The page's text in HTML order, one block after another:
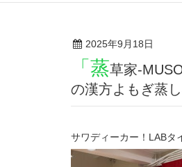
2025年9月18日
「蒸草家-
の漢方よもぎ蒸
サワディーカー！LABタ